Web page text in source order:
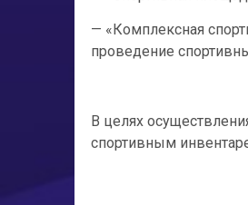
— «Комплексная
проведение
В целях
спортивным